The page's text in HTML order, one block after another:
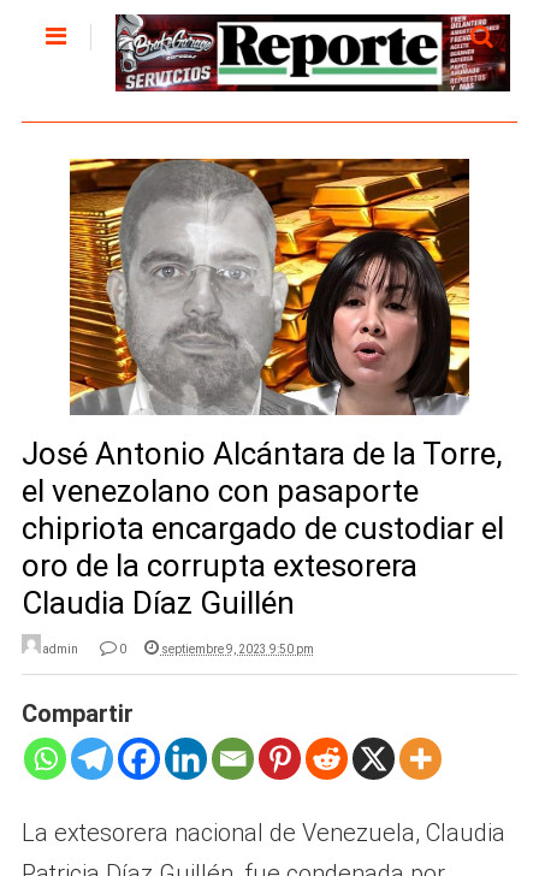
José Antonio Alcántara de la Torre,
el venezolano con pasaporte
chipriota encargado de custodiar el
oro de la corrupta extesorera
Claudia Díaz Guillén
admin 0 septiembre 9, 2023 9:50 pm
Compartir
La extesorera nacional de Venezuela, Claudia